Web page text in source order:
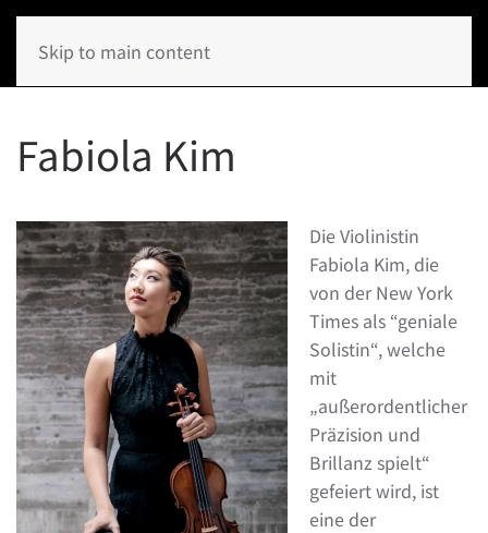
Skip to main content
Fabiola Kim
Die Violinistin
Fabiola Kim, die
von der New York
Times als “geniale
Solistin“, welche
mit
„außerordentlicher
Präzision und
Brillanz spielt“
gefeiert wird, ist
eine der